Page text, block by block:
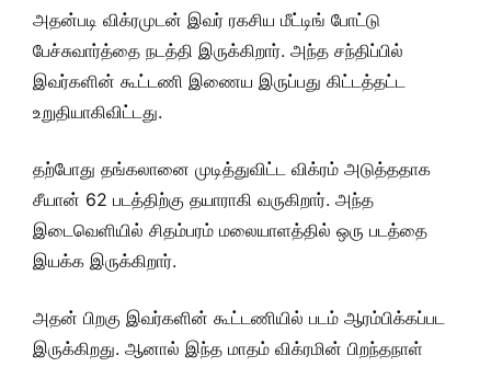
அதன்படி விக்ரமுடன் இவர் ரகசிய மீட்டிங் போட்டு
பேச்சுவார்த்தை நடத்தி இருக்கிறார். அந்த சந்திப்பில்
இவர்களின் கூட்டணி இணைய இருப்பது கிட்டத்தட்ட
உறுதியாகிவிட்டது.
தற்போது தங்கலானை முடித்துவிட்ட விக்ரம் அடுத்ததாக
சீயான் 62 படத்திற்கு தயாராகி வருகிறார். அந்த
இடைவெளியில் சிதம்பரம் மலையாளத்தில் ஒரு படத்தை
இயக்க இருக்கிறார்.
அதன் பிறகு இவர்களின் கூட்டணியில் படம் ஆரம்பிக்கப்பட
இருக்கிறது. ஆனால் இந்த மாதம் விக்ரமின் பிறந்தநாள்